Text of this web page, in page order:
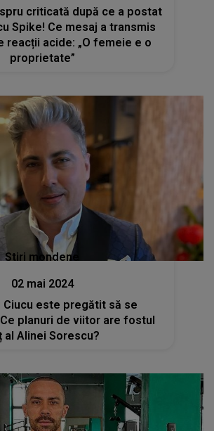
criticată după ce a postat
Spike! Ce mesaj a transmis
reacții acide: „O femeie e o
proprietate”
Stiri mondene
02 mai 2024
Ciucu este pregătit să se
planuri de viitor are fostul
al Alinei Sorescu?